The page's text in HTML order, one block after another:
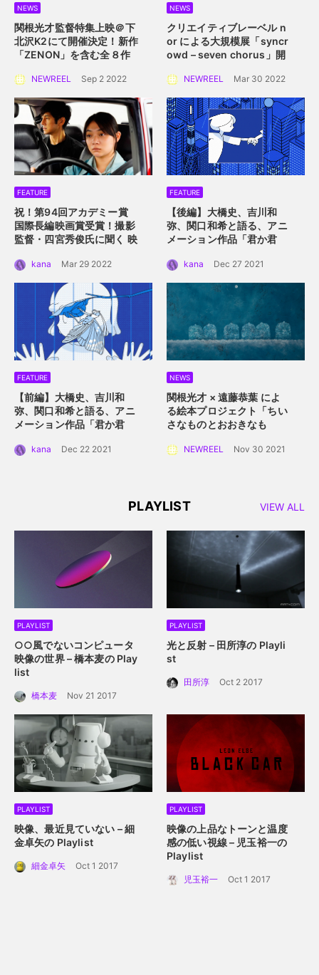
NEWS
関根光才監督特集上映＠下
北沢K2にて開催決定！ 新作
「ZENON」を含む全８作
NEWREEL Sep 2 2022
NEWS
クリエイティブレーベル n
or による大規模展 「syncr
owd – seven chorus」開
（土）〜 4月10日（日）横
浜赤レンガ倉庫にて
NEWREEL Mar 30 2022
FEATURE
祝！第94回アカデミー賞
国際長編映画賞受賞！撮影
監督・四宮秀俊氏に聞く 映
ー」におけるロケーション
の魅力
kana Mar 29 2022
FEATURE
【後編】大橋史、吉川和
弥、関口和希と語る、アニ
メーション作品「君か君
描くアニメーション的心理
描写。
kana Dec 27 2021
FEATURE
【前編】大橋史、吉川和
弥、関口和希と語る、アニ
メーション作品「君か君
ーデザインと感情移入させ
kana Dec 22 2021
NEWS
関根光才 × 遠藤恭葉 によ
る絵本プロジェクト「ちい
さなものとおおきなも
本にするプロジェクト始動
NEWREEL Nov 30 2021
PLAYLIST VIEW ALL
PLAYLIST
○○風でないコンピュータ
映像の世界 – 橋本麦の Play
list
橋本麦 Nov 21 2017
PLAYLIST
光と反射 – 田所淳の Playli
st
田所淳 Oct 2 2017
PLAYLIST
映像、最近見ていない – 細
金卓矢の Playlist
細金卓矢 Oct 1 2017
PLAYLIST
映像の上品なトーンと温度
感の低い視線 – 児玉裕一の
Playlist
児玉裕一 Oct 1 2017